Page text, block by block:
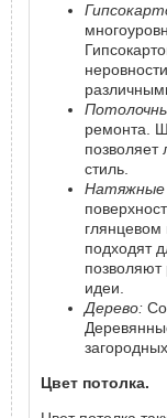
ремонта.
позволяет
стиль.
Натяжные
подходят
позволяют
идеи.
Дерево:
Цвет потолка.